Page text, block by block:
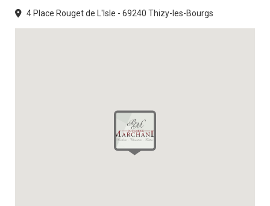
4 Place Rouget de L'Isle - 69240 Thizy-les-Bourgs